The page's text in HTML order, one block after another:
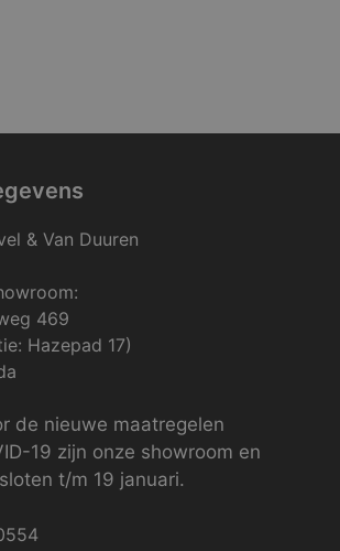
& Van Duuren
469
Hazepad 17)
de nieuwe maatregelen
19 zijn onze showroom en
t/m 19 januari.